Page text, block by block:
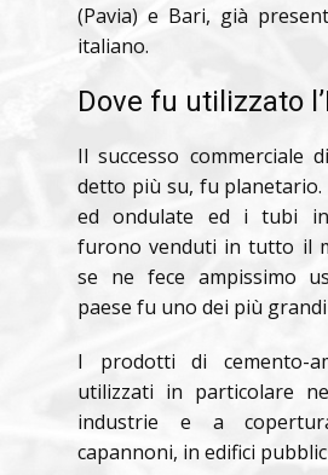
(Pavia) e Bari, già
italiano.
Dove fu utilizzato
Il successo commerciale
detto più su, fu
ed ondulate ed i tubi in
furono venduti in tutto il
se ne fece ampissimo
paese fu uno dei più
I prodotti di cemento-
utilizzati in particolare
industrie e a
capannoni, in edifici